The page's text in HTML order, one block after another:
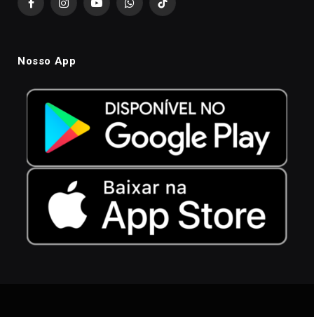
FacebookInstagramYouTubeWhatsAppTikTok
Nosso App